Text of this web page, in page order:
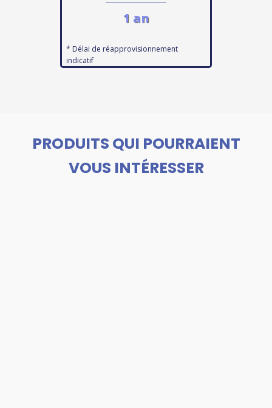
1 an
* Délai de réapprovisionnement
indicatif
PRODUITS QUI POURRAIENT
VOUS INTÉRESSER